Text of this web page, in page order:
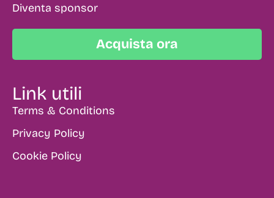
Diventa sponsor
Acquista ora
Link utili
Terms & Conditions
Privacy Policy
Cookie Policy